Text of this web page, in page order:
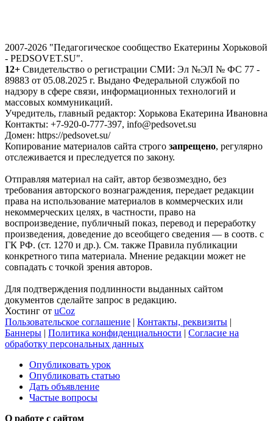
2007-2026 "Педагогическое сообщество Екатерины Хорьковой
- PEDSOVET.SU".
12+ Свидетельство о регистрации СМИ: Эл №ЭЛ № ФС 77 -
89883 от 05.08.2025 г. Выдано Федеральной службой по
надзору в сфере связи, информационных технологий и
массовых коммуникаций.
Учредитель, главный редактор: Хорькова Екатерина Ивановна
Контакты: +7-920-0-777-397, info@pedsovet.su
Домен: https://pedsovet.su/
Копирование материалов сайта строго запрещено, регулярно
отслеживается и преследуется по закону.
Отправляя материал на сайт, автор безвозмездно, без
требования авторского вознаграждения, передает редакции
права на использование материалов в коммерческих или
некоммерческих целях, в частности, право на
воспроизведение, публичный показ, перевод и переработку
произведения, доведение до всеобщего сведения — в соотв. с
ГК РФ. (ст. 1270 и др.). См. также Правила публикации
конкретного типа материала. Мнение редакции может не
совпадать с точкой зрения авторов.
Для подтверждения подлинности выданных сайтом
документов сделайте запрос в редакцию.
Хостинг от uCoz
Пользовательское соглашение | Контакты, реквизиты |
Баннеры | Политика конфиденциальности | Согласие на
обработку персональных данных
Опубликовать урок
Опубликовать статью
Дать объявление
Частые вопросы
О работе с сайтом